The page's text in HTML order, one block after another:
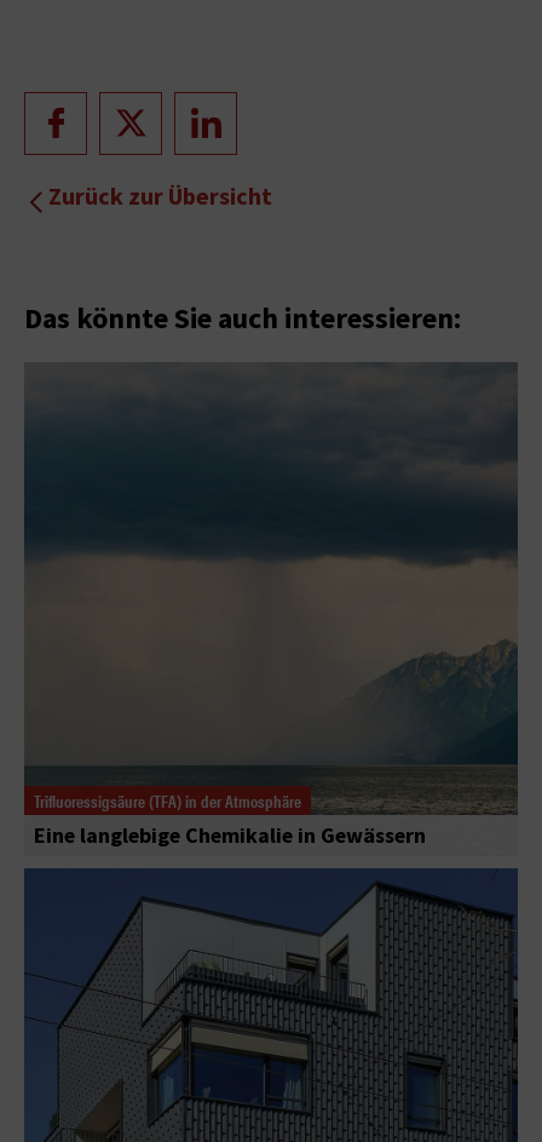
Zurück zur Übersicht
Das könnte Sie auch interessieren:
Trifluoressigsäure (TFA) in der Atmosphäre
Eine langlebige Chemikalie in Gewässern